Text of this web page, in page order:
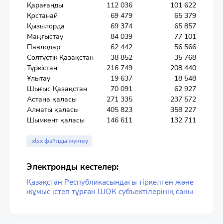
Қарағанды
112 036
101 622
Қостанай
69 479
65 379
Қызылорда
69 374
65 857
Маңғыстау
84 039
77 101
Павлодар
62 442
56 566
Солтүстік Қазақстан
38 852
35 768
Түркістан
216 749
208 440
Ұлытау
19 637
18 548
Шығыс Қазақстан
70 091
62 927
Астана қаласы
271 335
237 572
Алматы қаласы
405 823
358 227
Шымкент қаласы
146 611 132 711
.xlsx файлды жүктеу
Электронды кестелер:
Қазақстан Республикасындағы тіркелген және
жұмыс істеп тұрған ШОК субъектілерінің саны